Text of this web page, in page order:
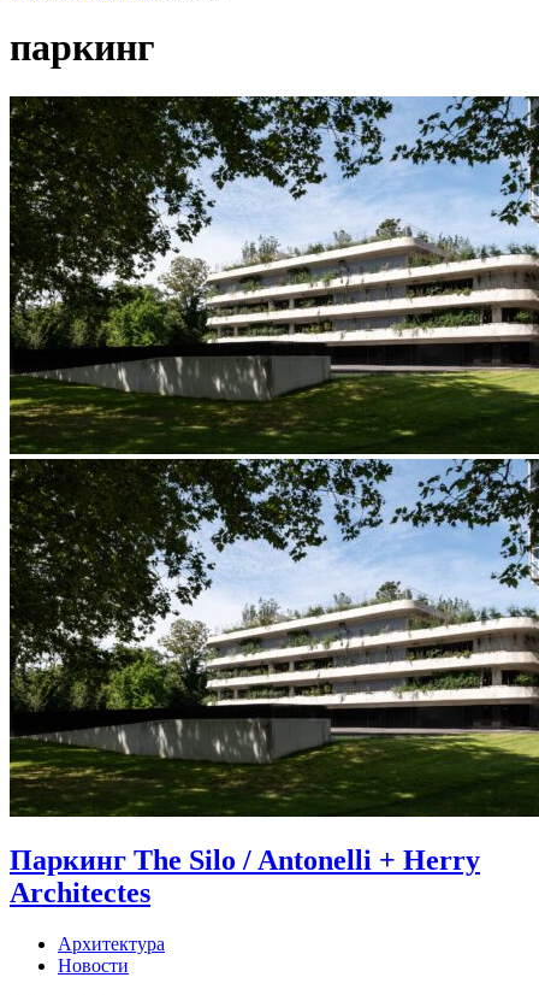
паркинг
Паркинг The Silo / Antonelli + Herry
Architectes
Архитектура
Новости